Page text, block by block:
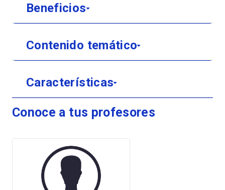
Beneficios
Contenido temático
Características
Conoce a tus profesores